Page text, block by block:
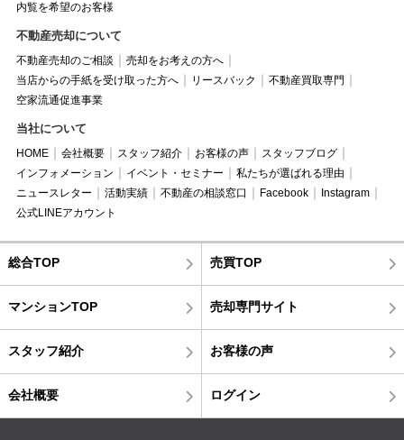
内覧を希望のお客様
不動産売却について
不動産売却のご相談
売却をお考えの方へ
当店からの手紙を受け取った方へ
リースバック
不動産買取専門
空家流通促進事業
当社について
HOME 会社概要 スタッフ紹介 お客様の声
スタッフブログ
インフォメーション
イベント・セミナー
私たちが選ばれる理由
ニュースレター
活動実績 不動産の相談窓口 Facebook
Instagram
公式LINEアカウント
総合TOP 売買TOP
マンションTOP 売却専門サイト
スタッフ紹介 お客様の声
会社概要 ログイン